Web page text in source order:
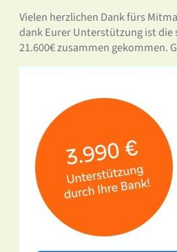
Vielen herzlichen Dank fürs
dank Eurer Unterstützung ist die
21.600€ zusammen gekommen.